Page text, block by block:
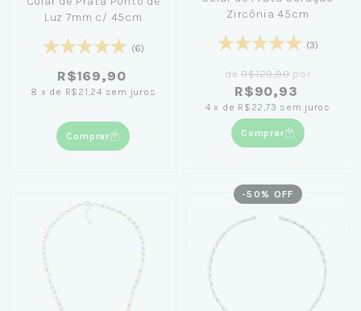
Luz 7mm c/ 45cm
(6)
R$169,90
8 x de R$21,24 sem juros
Comprar
Zircônia 45cm
(3)
deR$129,90 por
R$90,93
4 x de R$22,73 sem juros
Comprar
-50 % OFF